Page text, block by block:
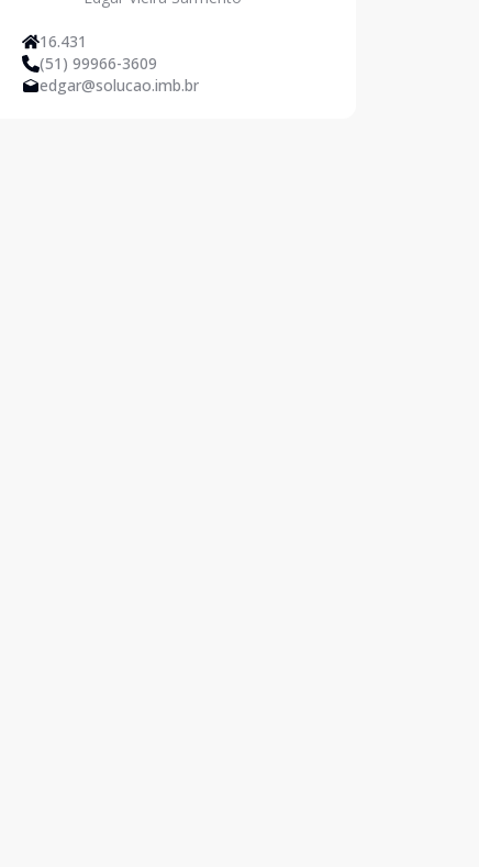
16.431
(51) 99966-3609
edgar@solucao.imb.br